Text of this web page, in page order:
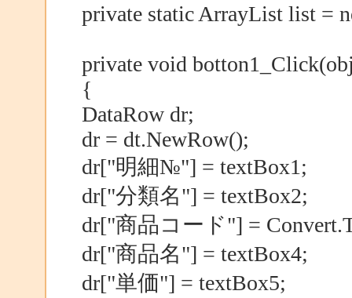
private static ArrayList list =
private void
{
DataRow dr;
dr = dt.NewRow();
dr["明細№"] = textBox1;
dr["分類名"] = textBox2;
dr["商品コード"] =
dr["商品名"] = textBox4;
dr["単価"] = textBox5;